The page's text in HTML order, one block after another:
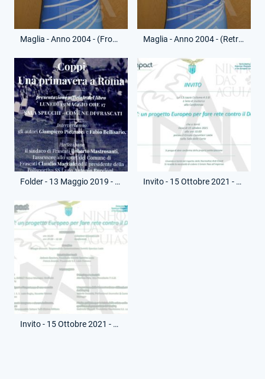
Maglia - Anno 2004 - (Fronte) Maglia - Anno 2004 - (Retro)
Folder - 13 Maggio 2019 - Volantino - Presentazione libro Fausto Coppi Invito - 15 Ottobre 2021 - Conferenza Stampa - (Fronte)
Invito - 15 Ottobre 2021 - Conferenza Stampa - (Retro)